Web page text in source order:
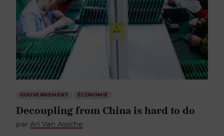
GOUVERNEMENT ÉCONOMIE
Decoupling from China is hard to do
par Ari Van Assche